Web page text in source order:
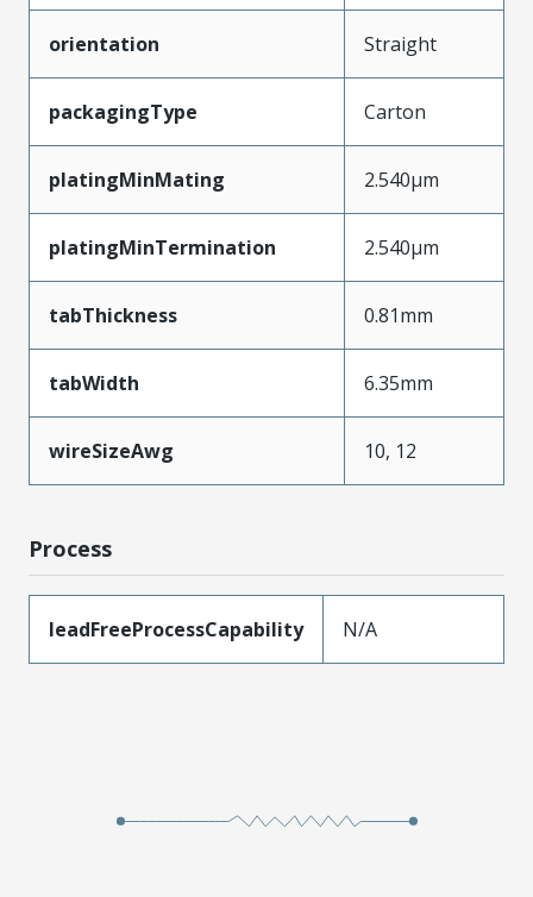
orientation Straight
packagingType Carton
platingMinMating 2.540µm
platingMinTermination 2.540µm
tabThickness 0.81mm
tabWidth 6.35mm
wireSizeAwg 10, 12
Process
leadFreeProcessCapability N/A